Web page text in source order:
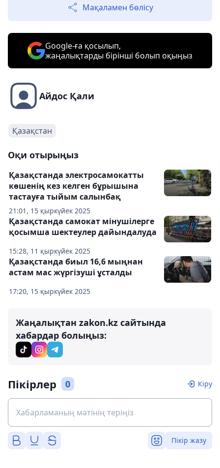
Мақаламен бөлісу
Google-ға қосылып,
жаңалықтарды бірінші болып оқыңыз
Айдос Қали
Қазақстан
Оқи отырыңыз
21:01, 15 қыркүйек 2025
Қазақстанда электросамокатты
көшенің кез келген бұрышына
тастауға тыйым салынбақ
15:28, 11 қыркүйек 2025
Қазақстанда самокат мінушілерге
қосымша шектеулер дайындалуда
17:20, 15 қыркүйек 2025
Қазақстанда биыл 16,6 мыңнан
астам мас жүргізуші ұсталды
Жаңалықтан zakon.kz сайтында
хабардар болыңыз:
Пікірлер 0 Кіру
Пікір жазу